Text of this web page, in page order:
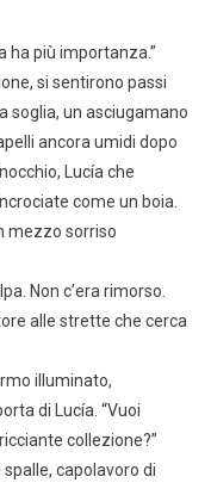
ha più importanza.”
si sentirono passi
soglia, un asciugamano
ancora umidi dopo
Lucía che
come un boia.
mezzo sorriso
Non c’era rimorso.
alle strette che cerca
illuminato,
di Lucía. “Vuoi
collezione?”
capolavoro di